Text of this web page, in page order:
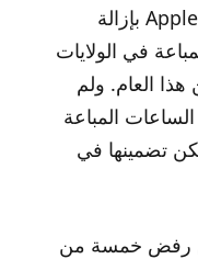
حل وسط، حيث أُمرت شركة Apple بإزالة
في الولايات
من 18 يناير من هذا العام. ولم
المباعة
تضمينها في
رفض خمسة من